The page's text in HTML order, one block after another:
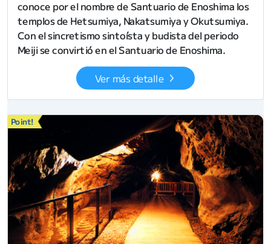
conoce por el nombre de Santuario de Enoshima los
templos de Hetsumiya, Nakatsumiya y Okutsumiya.
Con el sincretismo sintoísta y budista del periodo
Meiji se convirtió en el Santuario de Enoshima.
Ver más detalle
Point!